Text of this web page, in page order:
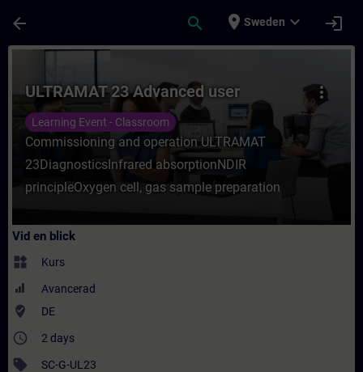
arrow_back search place Sweden expand_more login
Kurs - ULTRAMAT 23 Advanced user -
more_vert
ULTRAMAT 23 Advanced user
Learning Event - Classroom
Commissioning and operation ULTRAMAT
23DiagnosticsInfrared absorptionNDIR
principleOxygen cell, gas sample preparation
Vid en blick
widgets Kurs
Avancerad
where_to_vote DE
access_time 2 days
sell SC-G-UL23